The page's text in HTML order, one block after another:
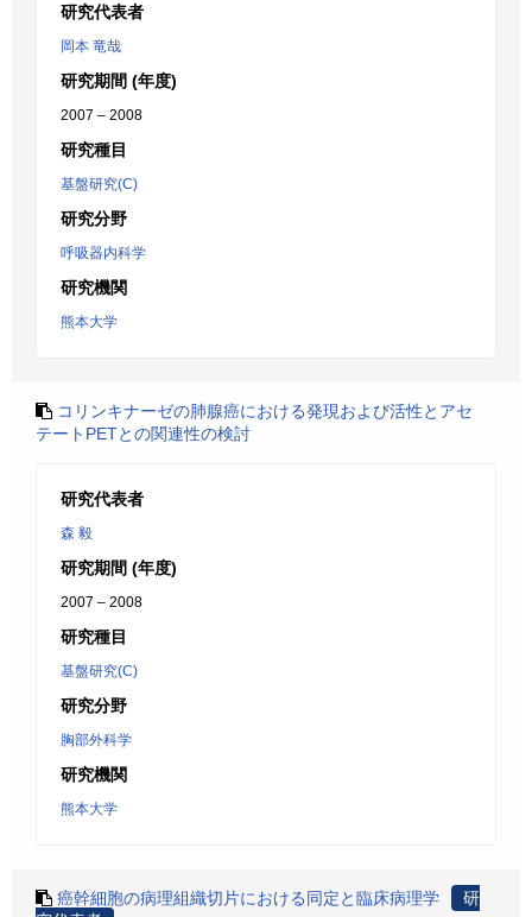
研究代表者
岡本 竜哉
研究期間 (年度)
2007 – 2008
研究種目
基盤研究(C)
研究分野
呼吸器内科学
研究機関
熊本大学
コリンキナーゼの肺腺癌における発現および活性とアセ
テートPETとの関連性の検討
研究代表者
森 毅
研究期間 (年度)
2007 – 2008
研究種目
基盤研究(C)
研究分野
胸部外科学
研究機関
熊本大学
癌幹細胞の病理組織切片における同定と臨床病理学
研